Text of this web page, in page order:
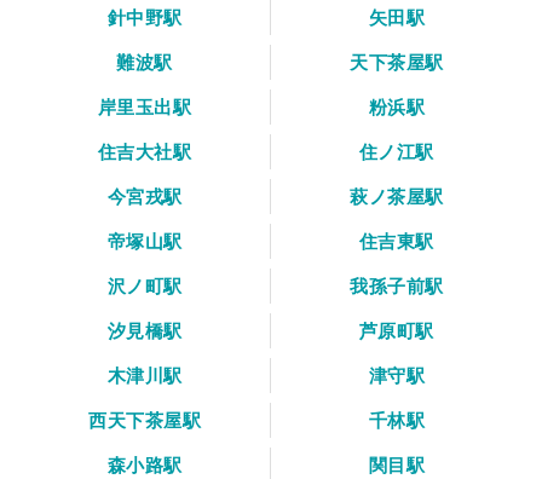
針中野駅
矢田駅
難波駅
天下茶屋駅
岸里玉出駅
粉浜駅
住吉大社駅
住ノ江駅
今宮戎駅
萩ノ茶屋駅
帝塚山駅
住吉東駅
沢ノ町駅
我孫子前駅
汐見橋駅
芦原町駅
木津川駅
津守駅
西天下茶屋駅
千林駅
森小路駅
関目駅